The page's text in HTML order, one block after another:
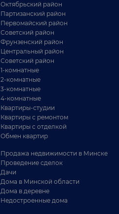
Октябрьский район
Партизанский район
Первомайский район
Советский район
Фрунзенский район
Центральный район
Советский район
1-комнатные
2-комнатные
3-комнатные
4-комнатные
Квартиры-студии
Квартиры с ремонтом
Квартиры с отделкой
Обмен квартир
Продажа недвижимости в Минске
Проведение сделок
Дачи
Дома в Минской области
Дома в деревне
Недостроенные дома